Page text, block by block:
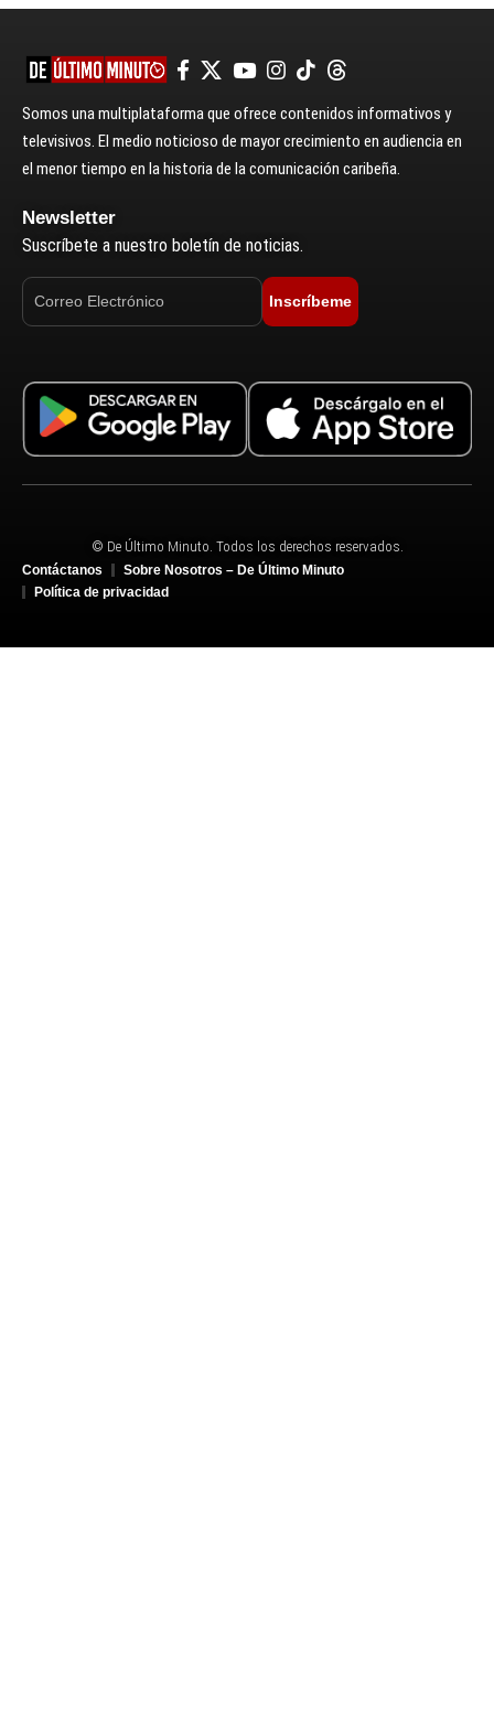
Somos una multiplataforma que ofrece contenidos informativos y
televisivos. El medio noticioso de mayor crecimiento en audiencia en
el menor tiempo en la historia de la comunicación caribeña.
Newsletter
Suscríbete a nuestro boletín de noticias.
Inscríbeme
© De Último Minuto. Todos los derechos reservados.
Contáctanos
Sobre Nosotros – De Último Minuto
Política de privacidad